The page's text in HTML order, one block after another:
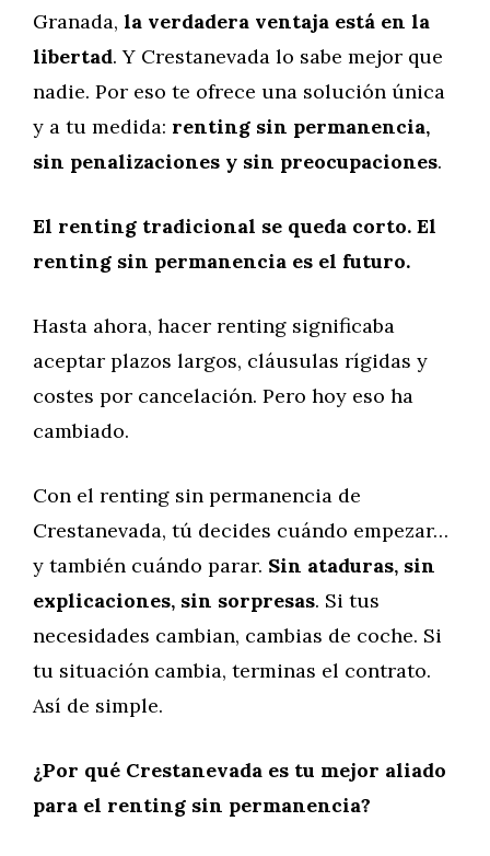
Granada, la verdadera ventaja está en la
libertad. Y Crestanevada lo sabe mejor que
nadie. Por eso te ofrece una solución única
y a tu medida: renting sin permanencia,
sin penalizaciones y sin preocupaciones.
El renting tradicional se queda corto. El
renting sin permanencia es el futuro.
Hasta ahora, hacer renting significaba
aceptar plazos largos, cláusulas rígidas y
costes por cancelación. Pero hoy eso ha
cambiado.
Con el renting sin permanencia de
Crestanevada, tú decides cuándo empezar…
y también cuándo parar. Sin ataduras, sin
explicaciones, sin sorpresas. Si tus
necesidades cambian, cambias de coche. Si
tu situación cambia, terminas el contrato.
Así de simple.
¿Por qué Crestanevada es tu mejor aliado
para el renting sin permanencia?